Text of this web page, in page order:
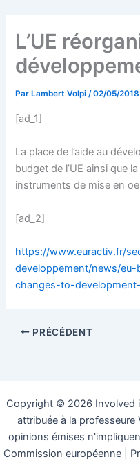
L’UE
Par Lambert Volpi/02/05/2018
[ad_1]
La place de l’aide au
budget de l’UE ainsi que
instruments de mise en
[ad_2]
https://www.euractiv.fr/
developpement/news/
changes-to-
PRÉCÉDENT
Copyright © 2026 Involved
attribuée à la professeure
opinions émises
Commission européenne |